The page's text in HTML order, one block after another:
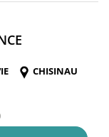
CHISINAU